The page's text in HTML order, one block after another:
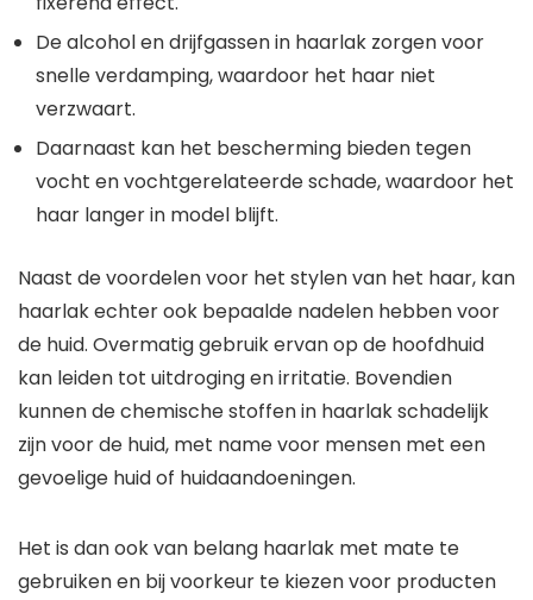
De alcohol en drijfgassen in haarlak zorgen voor
snelle verdamping, waardoor het haar niet
verzwaart.
Daarnaast kan het bescherming bieden tegen
vocht en vochtgerelateerde schade, waardoor het
haar langer in model blijft.
Naast de voordelen voor het stylen van het haar, kan
haarlak echter ook bepaalde nadelen hebben voor
de huid. Overmatig gebruik ervan op de hoofdhuid
kan leiden tot uitdroging en irritatie. Bovendien
kunnen de chemische stoffen in haarlak schadelijk
zijn voor de huid, met name voor mensen met een
gevoelige huid of huidaandoeningen.
Het is dan ook van belang haarlak met mate te
gebruiken en bij voorkeur te kiezen voor producten